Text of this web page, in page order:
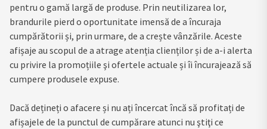
pentru o gamă largă de produse. Prin neutilizarea lor,
brandurile pierd o oportunitate imensă de a încuraja
cumpărătorii și, prin urmare, de a crește vânzările. Aceste
afișaje au scopul de a atrage atenția clienților și de a-i alerta
cu privire la promoțiile şi ofertele actuale și îi încurajează să
cumpere produsele expuse.
Dacă dețineți o afacere și nu ați încercat încă să profitați de
afișajele de la punctul de cumpărare atunci nu ştiţi ce